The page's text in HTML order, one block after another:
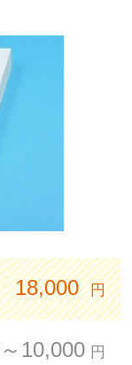
18,000 円
10,000 円